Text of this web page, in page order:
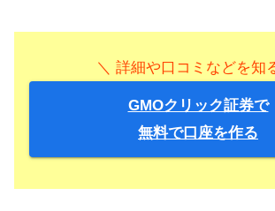
＼ 詳細や口コミなどを知
GMOクリック証券で
無料で口座を作る